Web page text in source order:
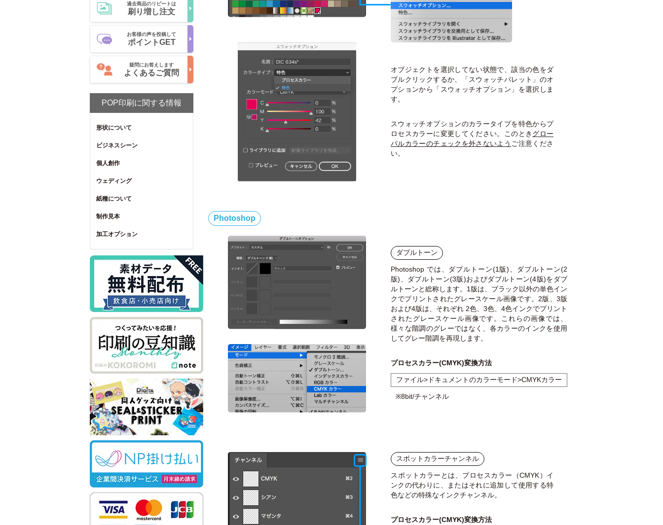
過去商品のリピートは
刷り増し注文
お客様の声を投稿して
ポイントGET
疑問にお答えします
よくあるご質問
POP印刷に関する情報
形状について
ビジネスシーン
個人創作
ウェディング
紙種について
制作見本
加工オプション
オブジェクトを選択してない状態で、該当の色をダ
ブルクリックするか、「スウォッチパレット」のオ
プションから「スウォッチオプション」を選択しま
す。
スウォッチオプションのカラータイプを特色からプ
ロセスカラーに変更してください。このとき グロー
バルカラーのチェックを外さないよう ご注意くださ
い。
Photoshop
ダブルトーン
Photoshop では、ダブルトーン(1版)、ダブルトーン(2
版)、ダブルトーン(3版)およびダブルトーン(4版)をダブ
ルトーンと総称します。1版は、ブラック以外の単色イン
クでプリントされたグレースケール画像です。2版、3版
および4版は、それぞれ 2色、3色、4色インクでプリント
されたグレースケール画像です。これらの画像では、
様々な階調のグレーではなく、各カラーのインクを使用
してグレー階調を再現します。
プロセスカラー(CMYK)変換方法
ファイル>ドキュメントのカラーモード>CMYKカラー
※8bit/チャンネル
スポットカラーチャンネル
スポットカラーとは、プロセスカラー（CMYK）イ
ンクの代わりに、またはそれに追加して使用する特
色などの特殊なインクチャンネル。
プロセスカラー(CMYK)変換方法